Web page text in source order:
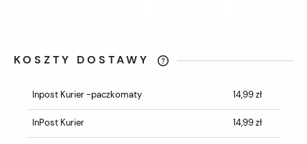
KOSZTY DOSTAWY
KOSZTÓW PŁATNOŚCI
Inpost Kurier -paczkomaty 14,99 zł
InPost Kurier 14,99 zł